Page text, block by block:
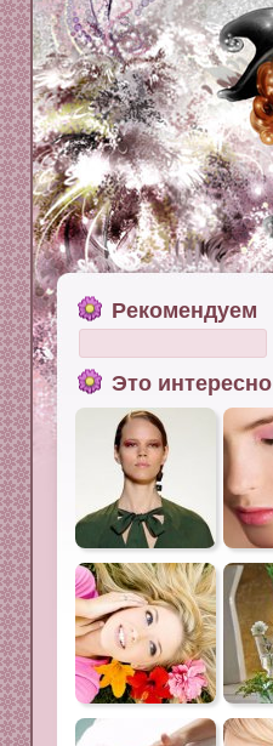
Рекомендуем
Это интересно